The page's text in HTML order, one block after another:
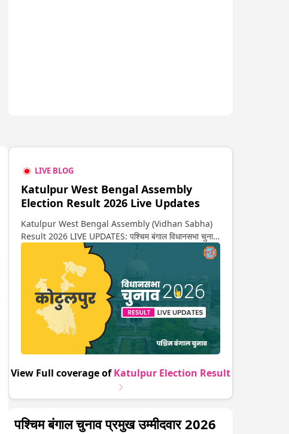
LIVE BLOG
Katulpur West Bengal Assembly
Election Result 2026 Live Updates
Katulpur West Bengal Assembly (Vidhan Sabha)
Result 2026 LIVE UPDATES: पश्चिम बंगाल विधानसभा चुनाव
2026 की गिनती अगले कुछ ही देर में शुरू होने वाली है. यहां देखें
कोटुलपुर सीट पर कौन आगे-कौन पीछे से लेकर किस तरफ जा रहें है
रुझान. साथ ही पाइए इस सीट पर हो रही हर एक हलचल की अपडेट
वो भी रियल टाइम में
View Full coverage ofKatulpur Election Result
पश्चिम बंगाल चुनाव प्रमुख उम्मीदवार 2026